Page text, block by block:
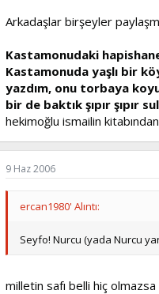
Arkadaşlar birşeyler
Kastamonudaki
Kastamonuda yaşlı bir
yazdım, onu torbaya
bir de baktık şıpır şıpır
hekimoğlu ismailin kitabından
9 Haz 2006
ercan1980' Alıntı:
Seyfo! Nurcu (yada Nurcu
milletin safı belli hiç